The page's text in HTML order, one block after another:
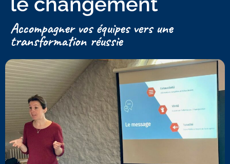
Accompagner vos équipes vers une
transformation réussie
Je prends contact